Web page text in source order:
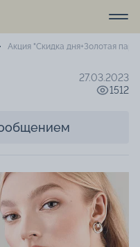
Акция "Скидка дня+Золотая пара"
27.03.2023
1512